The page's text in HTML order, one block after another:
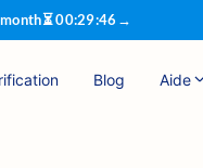
⏳00:29:46 →
Blog Aide